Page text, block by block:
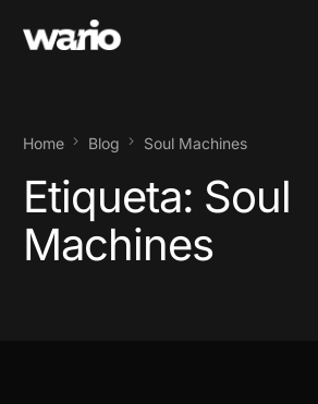
Home Blog Soul Machines
Etiqueta: Soul
Machines